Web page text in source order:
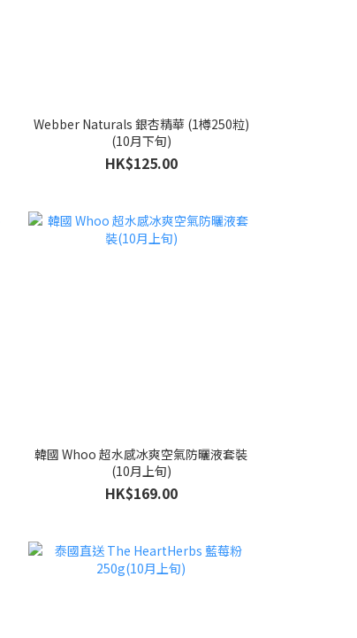
Webber Naturals 銀杏精華 (1樽250粒)
(10月下旬)
HK$125.00
韓國 Whoo 超水感冰爽空氣防曬液套裝
(10月上旬)
HK$169.00